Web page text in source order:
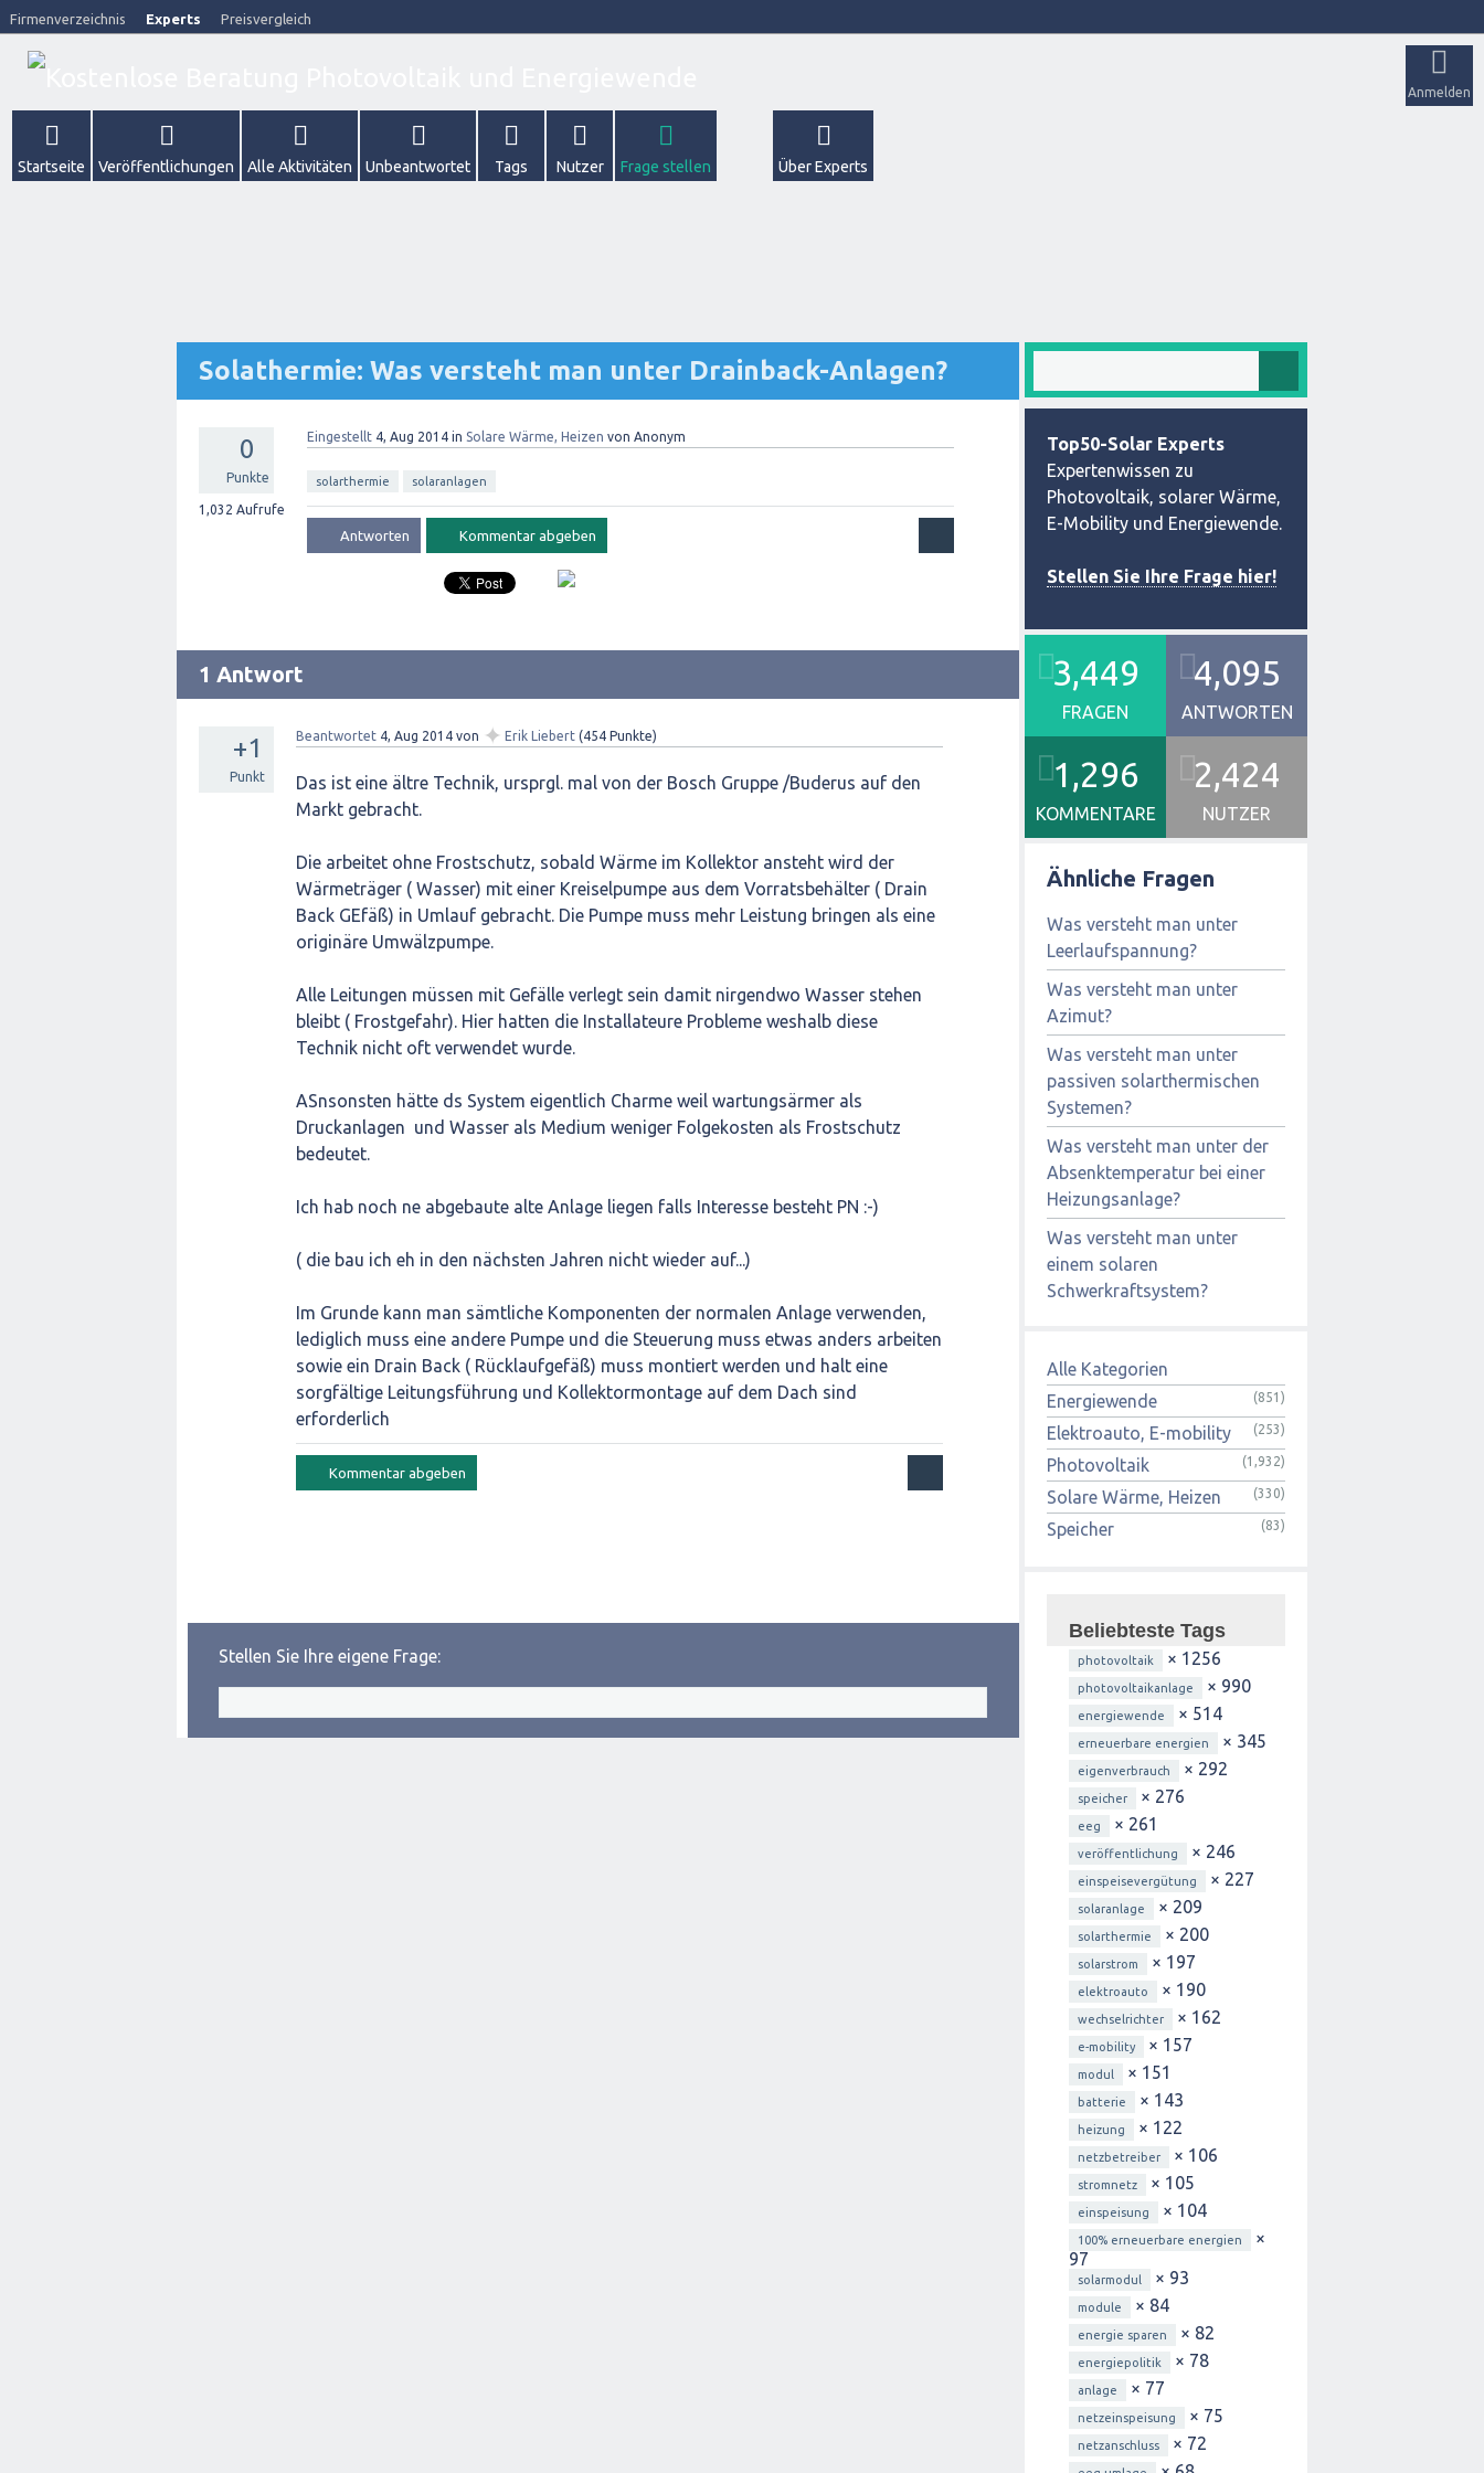
Firmenverzeichnis Experts Preisvergleich
Anmelden
Startseite Veröffentlichungen Alle Aktivitäten Unbeantwortet Tags Nutzer Frage stellen Über Experts
Solathermie: Was versteht man unter Drainback-Anlagen?
0
Punkte
1,032 Aufrufe
Eingestellt 4, Aug 2014 in Solare Wärme, Heizen von Anonym
solarthermie solaranlagen
1 Antwort
+1
Punkt
Beantwortet 4, Aug 2014 von ✦ Erik Liebert (454 Punkte)
Das ist eine ältre Technik, ursprgl. mal von der Bosch Gruppe /Buderus auf den
Markt gebracht.
Die arbeitet ohne Frostschutz, sobald Wärme im Kollektor ansteht wird der
Wärmeträger ( Wasser) mit einer Kreiselpumpe aus dem Vorratsbehälter ( Drain
Back GEfäß) in Umlauf gebracht. Die Pumpe muss mehr Leistung bringen als eine
originäre Umwälzpumpe.
Alle Leitungen müssen mit Gefälle verlegt sein damit nirgendwo Wasser stehen
bleibt ( Frostgefahr). Hier hatten die Installateure Probleme weshalb diese
Technik nicht oft verwendet wurde.
ASnsonsten hätte ds System eigentlich Charme weil wartungsärmer als
Druckanlagen und Wasser als Medium weniger Folgekosten als Frostschutz
bedeutet.
Ich hab noch ne abgebaute alte Anlage liegen falls Interesse besteht PN :-)
( die bau ich eh in den nächsten Jahren nicht wieder auf...)
Im Grunde kann man sämtliche Komponenten der normalen Anlage verwenden,
lediglich muss eine andere Pumpe und die Steuerung muss etwas anders arbeiten
sowie ein Drain Back ( Rücklaufgefäß) muss montiert werden und halt eine
sorgfältige Leitungsführung und Kollektormontage auf dem Dach sind
erforderlich
Stellen Sie Ihre eigene Frage:
Top50-Solar Experts
Expertenwissen zu
Photovoltaik, solarer Wärme,
E-Mobility und Energiewende.
Stellen Sie Ihre Frage hier!
3,449
FRAGEN
4,095
ANTWORTEN
1,296
KOMMENTARE
2,424
NUTZER
Ähnliche Fragen
Was versteht man unter
Leerlaufspannung?
Was versteht man unter
Azimut?
Was versteht man unter
passiven solarthermischen
Systemen?
Was versteht man unter der
Absenktemperatur bei einer
Heizungsanlage?
Was versteht man unter
einem solaren
Schwerkraftsystem?
Alle Kategorien
Energiewende
(851)
Elektroauto, E-mobility (253)
Photovoltaik (1,932)
Solare Wärme, Heizen (330)
Speicher (83)
Beliebteste Tags
photovoltaik × 1256
photovoltaikanlage × 990
energiewende × 514
erneuerbare energien × 345
eigenverbrauch × 292
speicher × 276
eeg × 261
veröffentlichung × 246
einspeisevergütung × 227
solaranlage × 209
solarthermie × 200
solarstrom × 197
elektroauto × 190
wechselrichter × 162
e-mobility × 157
modul × 151
batterie × 143
heizung × 122
netzbetreiber × 106
stromnetz × 105
einspeisung × 104
100% erneuerbare energien
×
97
solarmodul × 93
module × 84
energie sparen × 82
energiepolitik × 78
anlage × 77
netzeinspeisung × 75
netzanschluss × 72